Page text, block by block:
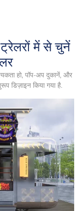
ट्रेलरों में से चुनें
हो, पॉप-अप दुकानें, और
डिज़ाइन किया गया है.